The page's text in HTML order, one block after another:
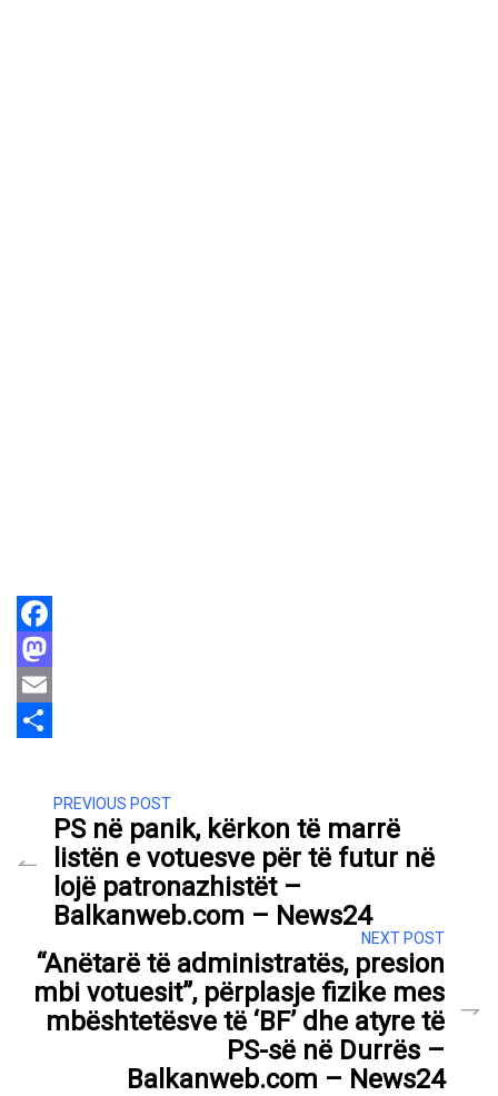
Facebook
Mastodon
Email
PREVIOUS POST
PS në panik, kërkon të marrë
listën e votuesve për të futur në
lojë patronazhistët –
Balkanweb.com – News24
NEXT POST
“Anëtarë të administratës, presion
mbi votuesit”, përplasje fizike mes
mbështetësve të ‘BF’ dhe atyre të
PS-së në Durrës –
Balkanweb.com – News24